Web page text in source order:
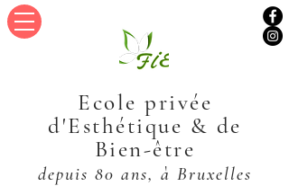
Ecole privée
d'Esthétique & de
Bien-être
depuis 80 ans, à Bruxelles